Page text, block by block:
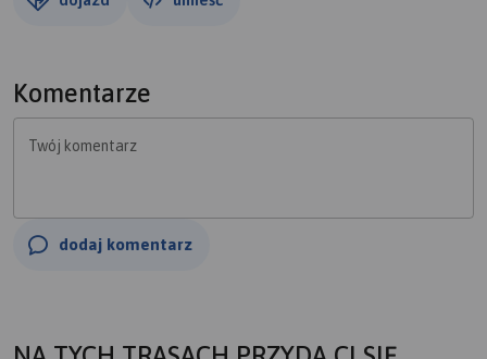
Komentarze
Twój komentarz
dodaj komentarz